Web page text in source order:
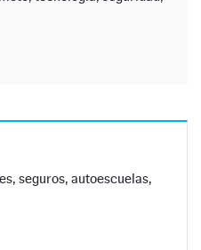
seguros, autoescuelas,